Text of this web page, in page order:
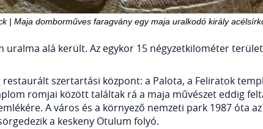
| Maja domborműves faragvány egy maja uralkodó király
uralma alá került. Az egykor 15 négyzetkilométer
restaurált szertartási központ: a Palota, a Feliratok
romjai között találtak rá a maja művészet eddig
A város és a környező nemzeti park 1987 óta az
a keskeny Otulum folyó.